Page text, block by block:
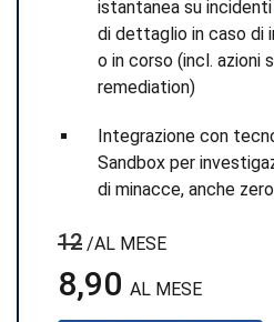
istantanea su
di dettaglio in caso di
o in corso (incl. azioni
remediation)
Integrazione con
Sandbox per
di minacce, anche
12 /AL MESE
8,90 AL MESE